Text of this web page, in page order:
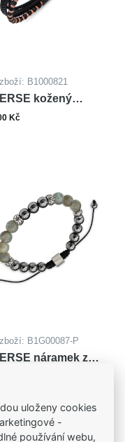
B1000821
kožený
z oceli s
Kč
B1G00087-P
náramek z
uloženy cookies
-
používání webu,